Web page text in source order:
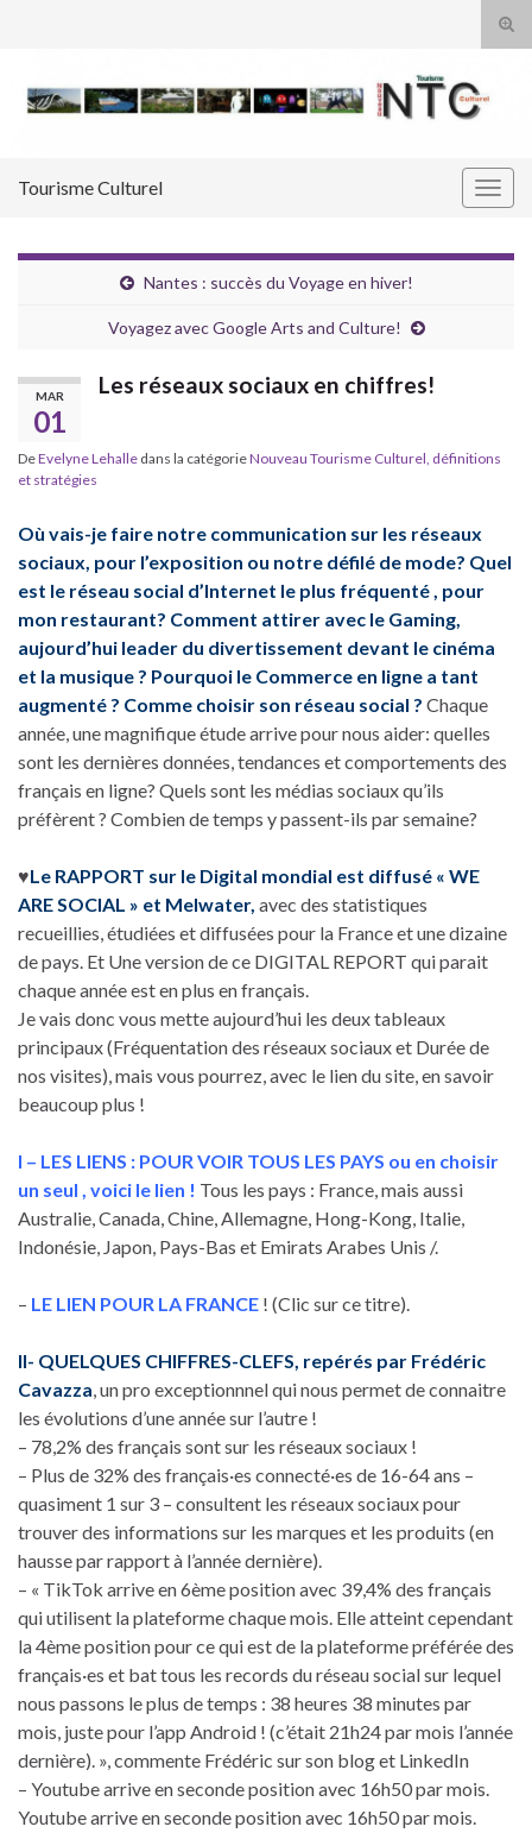
Tourisme Culturel
Nantes : succès du Voyage en hiver!
Voyagez avec Google Arts and Culture!
MAR
01
Les réseaux sociaux en chiffres!
DeEvelyne Lehalle dans la catégorieNouveau Tourisme Culturel, définitions
et stratégies
Où vais-je faire notre communication sur les réseaux
sociaux, pour l’exposition ou notre défilé de mode? Quel
est le réseau social d’Internet le plus fréquenté , pour
mon restaurant? Comment attirer avec le Gaming,
aujourd’hui leader du divertissement devant le cinéma
et la musique ? Pourquoi le Commerce en ligne a tant
augmenté ? Comme choisir son réseau social ? Chaque
année, une magnifique étude arrive pour nous aider: quelles
sont les dernières données, tendances et comportements des
français en ligne? Quels sont les médias sociaux qu’ils
préfèrent ? Combien de temps y passent-ils par semaine?
♥Le RAPPORT sur le Digital mondial est diffusé « WE
ARE SOCIAL » et Melwater, avec des statistiques
recueillies, étudiées et diffusées pour la France et une dizaine
de pays. Et Une version de ce DIGITAL REPORT qui parait
chaque année est en plus en français.
Je vais donc vous mette aujourd’hui les deux tableaux
principaux (Fréquentation des réseaux sociaux et Durée de
nos visites), mais vous pourrez, avec le lien du site, en savoir
beaucoup plus !
I – LES LIENS : POUR VOIR TOUS LES PAYS ou en choisir
un seul , voici le lien ! Tous les pays : France, mais aussi
Australie, Canada, Chine, Allemagne, Hong-Kong, Italie,
Indonésie, Japon, Pays-Bas et Emirats Arabes Unis /.
– LE LIEN POUR LA FRANCE ! (Clic sur ce titre).
II- QUELQUES CHIFFRES-CLEFS, repérés par Frédéric
Cavazza, un pro exceptionnnel qui nous permet de connaitre
les évolutions d’une année sur l’autre !
– 78,2% des français sont sur les réseaux sociaux !
– Plus de 32% des français·es connecté·es de 16-64 ans –
quasiment 1 sur 3 – consultent les réseaux sociaux pour
trouver des informations sur les marques et les produits (en
hausse par rapport à l’année dernière).
– « TikTok arrive en 6ème position avec 39,4% des français
qui utilisent la plateforme chaque mois. Elle atteint cependant
la 4ème position pour ce qui est de la plateforme préférée des
français·es et bat tous les records du réseau social sur lequel
nous passons le plus de temps : 38 heures 38 minutes par
mois, juste pour l’app Android ! (c’était 21h24 par mois l’année
dernière). », commente Frédéric sur son blog et LinkedIn
– Youtube arrive en seconde position avec 16h50 par mois.
Youtube arrive en seconde position avec 16h50 par mois.